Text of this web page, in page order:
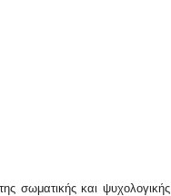
σωματικής και